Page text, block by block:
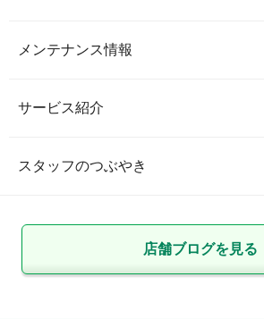
メンテナンス情報
サービス紹介
スタッフのつぶやき
店舗ブログを見る